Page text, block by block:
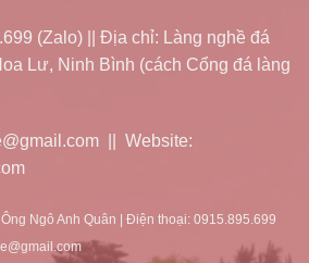
(Zalo) || Địa chỉ: Làng nghề đá
Lư, Ninh Bình (cách Cổng đá làng
|| Website:
Ngô Anh Quân | Điện thoại: 0915.895.699